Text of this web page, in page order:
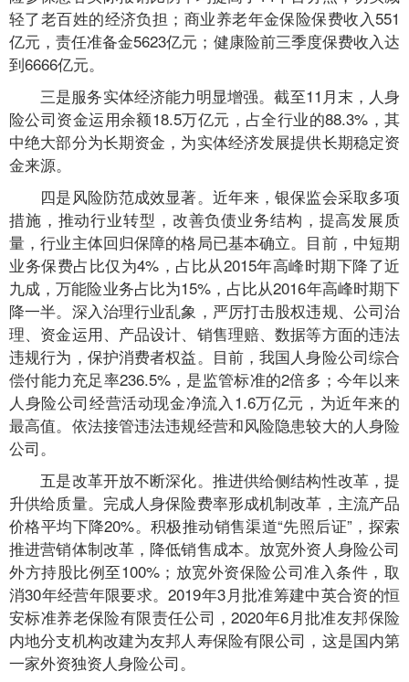
轻了老百姓的经济负担；商业养老年金保险保费收入551
亿元，责任准备金5623亿元；健康险前三季度保费收入达
到6666亿元。
三是服务实体经济能力明显增强。截至11月末，人身
险公司资金运用余额18.5万亿元，占全行业的88.3%，其
中绝大部分为长期资金，为实体经济发展提供长期稳定资
金来源。
四是风险防范成效显著。近年来，银保监会采取多项
措施，推动行业转型，改善负债业务结构，提高发展质
量，行业主体回归保障的格局已基本确立。目前，中短期
业务保费占比仅为4%，占比从2015年高峰时期下降了近
九成，万能险业务占比为15%，占比从2016年高峰时期下
降一半。深入治理行业乱象，严厉打击股权违规、公司治
理、资金运用、产品设计、销售理赔、数据等方面的违法
违规行为，保护消费者权益。目前，我国人身险公司综合
偿付能力充足率236.5%，是监管标准的2倍多；今年以来
人身险公司经营活动现金净流入1.6万亿元，为近年来的
最高值。依法接管违法违规经营和风险隐患较大的人身险
公司。
五是改革开放不断深化。推进供给侧结构性改革，提
升供给质量。完成人身保险费率形成机制改革，主流产品
价格平均下降20%。积极推动销售渠道“先照后证”，探索
推进营销体制改革，降低销售成本。放宽外资人身险公司
外方持股比例至100%；放宽外资保险公司准入条件，取
消30年经营年限要求。2019年3月批准筹建中英合资的恒
安标准养老保险有限责任公司，2020年6月批准友邦保险
内地分支机构改建为友邦人寿保险有限公司，这是国内第
一家外资独资人身险公司。